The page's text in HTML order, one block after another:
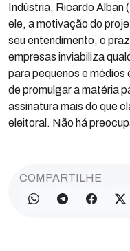
Indústria, Ricardo Alban
ele, a motivação do
seu entendimento, o
empresas inviabiliza
para pequenos e médios
de promulgar a matéria
assinatura mais do que
eleitoral. Não há
COMPARTILHE